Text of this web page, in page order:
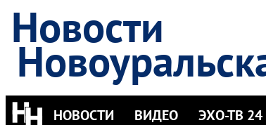
Новости
НОВОСТИ ВИДЕО ЭХО-ТВ 24